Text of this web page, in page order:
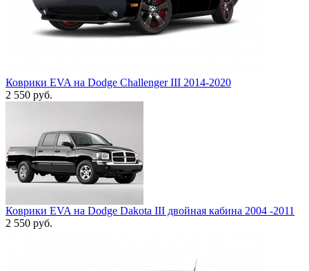
Коврики EVA на Dodge Challenger III 2014-2020
2 550 руб.
Коврики EVA на Dodge Dakota III двойная кабина 2004 -2011
2 550 руб.